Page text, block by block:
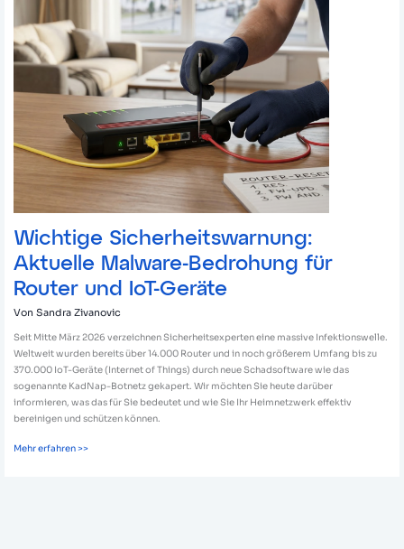
Wichtige Sicherheitswarnung:
Aktuelle Malware-Bedrohung für
Router und IoT-Geräte
VonSandra Zivanovic
Seit Mitte März 2026 verzeichnen Sicherheitsexperten eine massive Infektionswelle.
Weltweit wurden bereits über 14.000 Router und in noch größerem Umfang bis zu
370.000 IoT-Geräte (Internet of Things) durch neue Schadsoftware wie das
sogenannte KadNap-Botnetz gekapert. Wir möchten Sie heute darüber
informieren, was das für Sie bedeutet und wie Sie Ihr Heimnetzwerk effektiv
bereinigen und schützen können.
Geräte
Mehr erfahren >>